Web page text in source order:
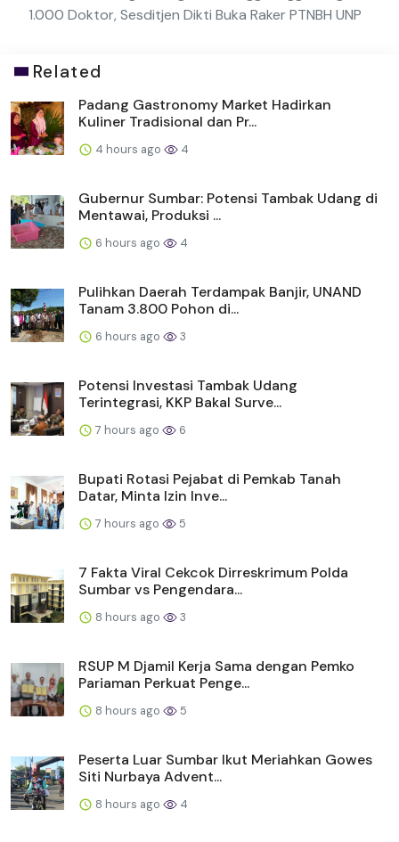
1.000 Doktor, Sesditjen Dikti Buka Raker PTNBH UNP
Related
Padang Gastronomy Market Hadirkan
Kuliner Tradisional dan Pr...
4 hours ago 4
Gubernur Sumbar: Potensi Tambak Udang di
Mentawai, Produksi ...
6 hours ago 4
Pulihkan Daerah Terdampak Banjir, UNAND
Tanam 3.800 Pohon di...
6 hours ago 3
Potensi Investasi Tambak Udang
Terintegrasi, KKP Bakal Surve...
7 hours ago 6
Bupati Rotasi Pejabat di Pemkab Tanah
Datar, Minta Izin Inve...
7 hours ago 5
7 Fakta Viral Cekcok Dirreskrimum Polda
Sumbar vs Pengendara...
8 hours ago 3
RSUP M Djamil Kerja Sama dengan Pemko
Pariaman Perkuat Penge...
8 hours ago 5
Peserta Luar Sumbar Ikut Meriahkan Gowes
Siti Nurbaya Advent...
8 hours ago 4